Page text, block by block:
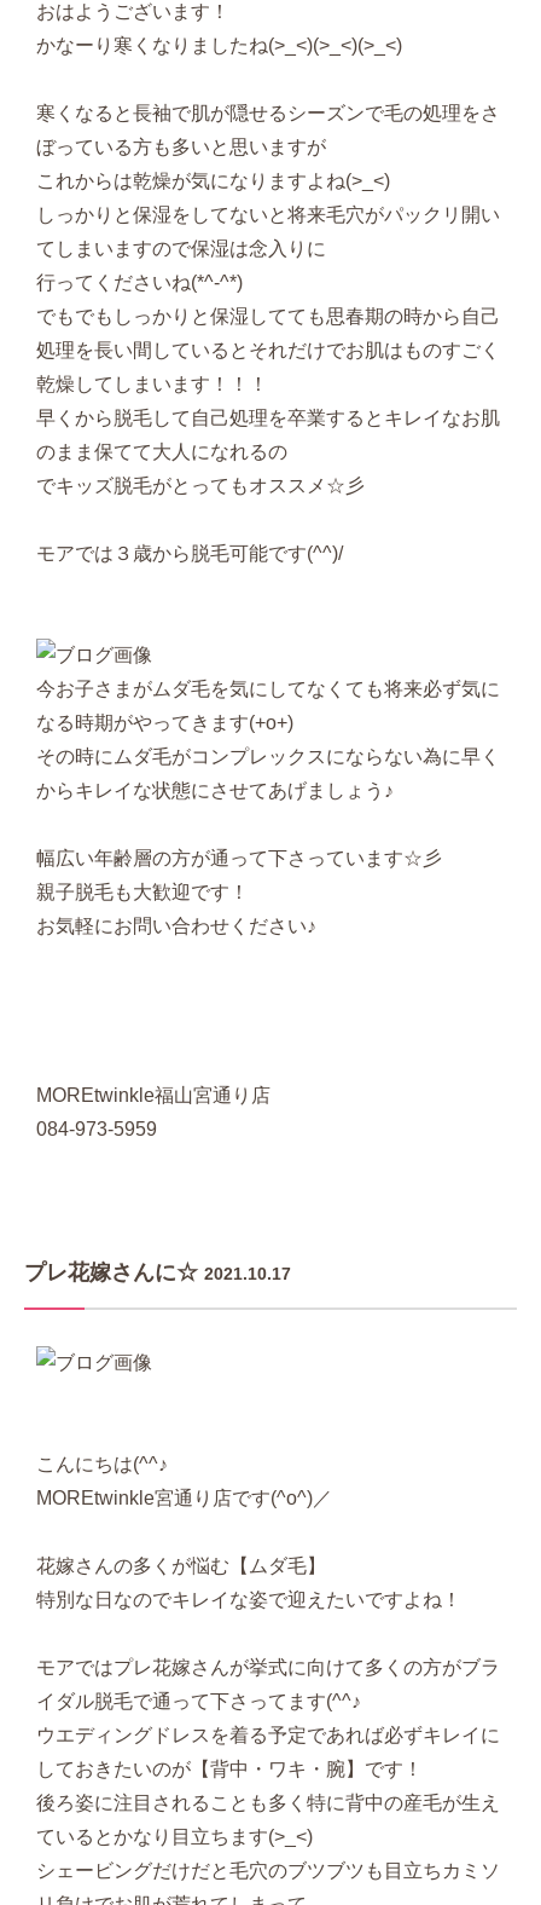
おはようございます！
かなーり寒くなりましたね(>_<)(>_<)(>_<)
寒くなると長袖で肌が隠せるシーズンで毛の処理をさ
ぼっている方も多いと思いますが
これからは乾燥が気になりますよね(>_<)
しっかりと保湿をしてないと将来毛穴がパックリ開い
てしまいますので保湿は念入りに
行ってくださいね(*^-^*)
でもでもしっかりと保湿してても思春期の時から自己
処理を長い間しているとそれだけでお肌はものすごく
乾燥してしまいます！！！
早くから脱毛して自己処理を卒業するとキレイなお肌
のまま保てて大人になれるの
でキッズ脱毛がとってもオススメ☆彡
モアでは３歳から脱毛可能です(^^)/
今お子さまがムダ毛を気にしてなくても将来必ず気に
なる時期がやってきます(+o+)
その時にムダ毛がコンプレックスにならない為に早く
からキレイな状態にさせてあげましょう♪
幅広い年齢層の方が通って下さっています☆彡
親子脱毛も大歓迎です！
お気軽にお問い合わせください♪
MOREtwinkle福山宮通り店
084-973-5959
プレ花嫁さんに☆ 2021.10.17
こんにちは(^^♪
MOREtwinkle宮通り店です(^o^)／
花嫁さんの多くが悩む【ムダ毛】
特別な日なのでキレイな姿で迎えたいですよね！
モアではプレ花嫁さんが挙式に向けて多くの方がブラ
イダル脱毛で通って下さってます(^^♪
ウエディングドレスを着る予定であれば必ずキレイに
しておきたいのが【背中・ワキ・腕】です！
後ろ姿に注目されることも多く特に背中の産毛が生え
ているとかなり目立ちます(>_<)
シェービングだけだと毛穴のブツブツも目立ちカミソ